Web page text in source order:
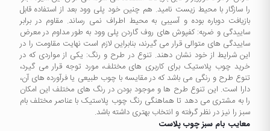
را سازگار با محیط زیست نامید. هم چنین خود پلی وود بعد از استفاده قابل
بازیافت دوباره بوده و آسیبی به محیط اطراف نمی رساند. مقاوم در برابر
ساییدگی و ضربه: کفپوش های روف گاردن پلی وود به طور مداوم در معرض
ساییدگی های متوالی قرار می گیرند، بنابراین لازم است نهایت مقاومت را در
این شرایط از خود نشان دهند. تنوع در طرح و رنگ: یکی از مواردی که در
خرید چوب پلاستیک برای کاربری های مختلف، مورد توجه قرار می گیرد،
تنوع طرح و رنگی می باشد که در مقایسه با چوب طبیعی یا فرآورده های آن،
دارا است. این تنوع طرح ها و موجود بودن در رنگ های مختلف این امکان
را به مشتری می دهد تا هماهنگی رنگ چوب پلاستیک با عناصر مختلف بام
سبز را نیز در نظر گرفته و انتخاب بهتری داشته باشد.
معایب بام سبز چوب پلاست